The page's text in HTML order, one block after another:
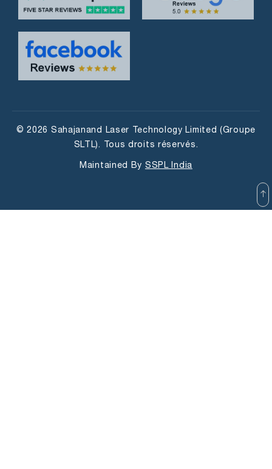
© 2026 Sahajanand Laser Technology Limited (Groupe
SLTL). Tous droits réservés.
Maintained By SSPL India